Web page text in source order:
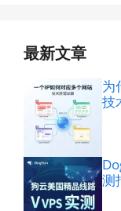
最新文章
为
技
测